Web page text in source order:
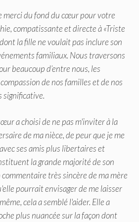
merci du fond du cœur pour votre
compatissante et directe à «Triste
dont la fille ne voulait pas inclure son
familiaux. Nous traversons
beaucoup d’entre nous, les
de nos familles et de nos
significative.
a choisi de ne pas m'inviter à la
de ma nièce, de peur que je me
ses amis plus libertaires et
la grande majorité de son
très sincère de ma mère
pourrait envisager de me laisser
cela a semblé l'aider. Elle a
plus nuancée sur la façon dont